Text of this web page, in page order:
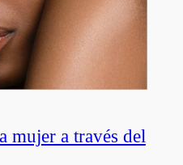
mujer a través del